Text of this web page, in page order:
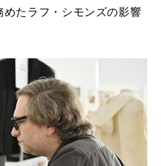
めたラフ・シモンズの影響